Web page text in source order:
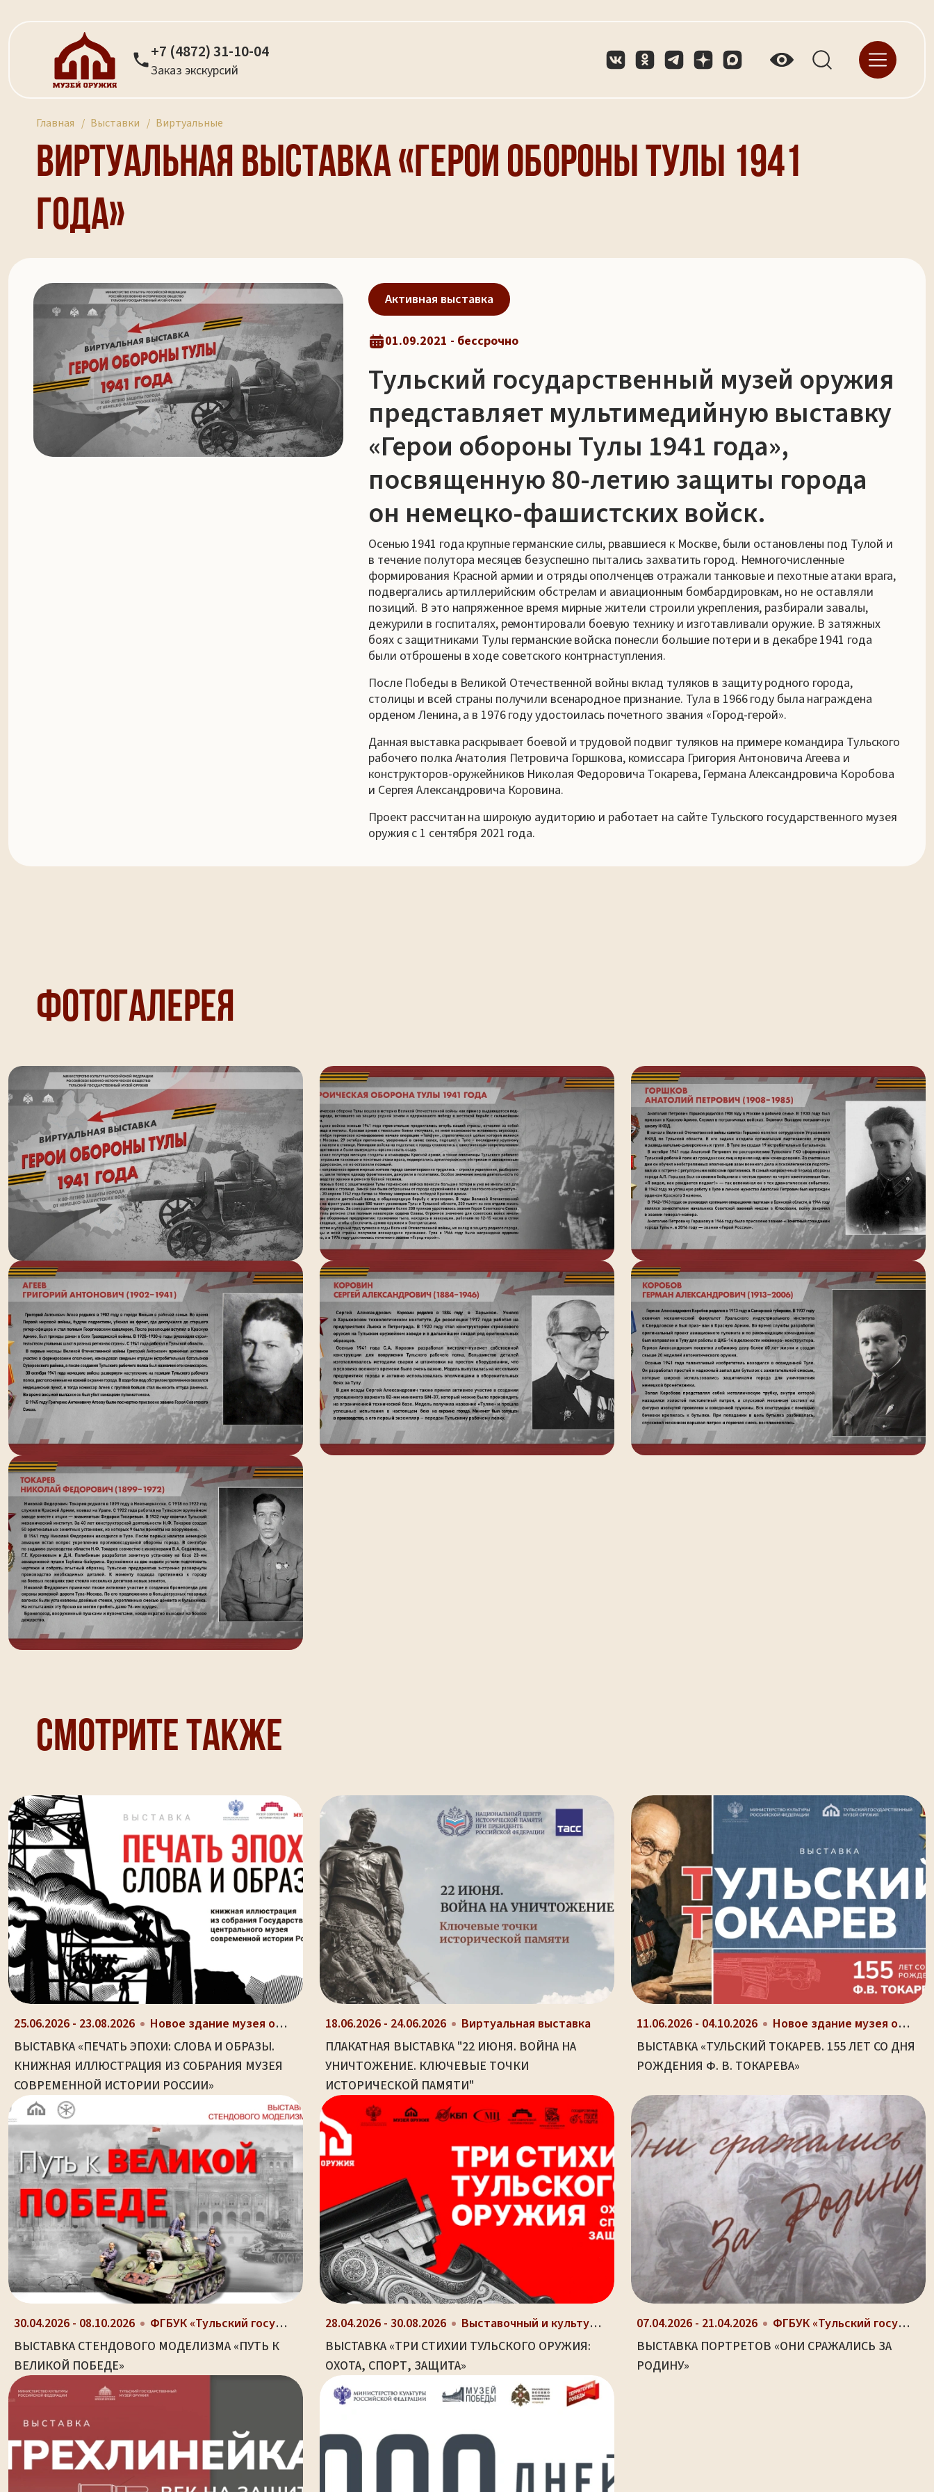
+7 (4872) 31-10-04
Заказ экскурсий
Главная Выставки Виртуальные
Виртуальная выставка «Герои обороны Тулы 1941
года»
Активная выставка
01.09.2021 - бессрочно
Тульский государственный музей оружия
представляет мультимедийную выставку
«Герои обороны Тулы 1941 года»,
посвященную 80-летию защиты города
он немецко-фашистских войск.
Осенью 1941 года крупные германские силы, рвавшиеся к Москве, были остановлены под Тулой и
в течение полутора месяцев безуспешно пытались захватить город. Немногочисленные
формирования Красной армии и отряды ополченцев отражали танковые и пехотные атаки врага,
подвергались артиллерийским обстрелам и авиационным бомбардировкам, но не оставляли
позиций. В это напряженное время мирные жители строили укрепления, разбирали завалы,
дежурили в госпиталях, ремонтировали боевую технику и изготавливали оружие. В затяжных
боях с защитниками Тулы германские войска понесли большие потери и в декабре 1941 года
были отброшены в ходе советского контрнаступления.
После Победы в Великой Отечественной войны вклад туляков в защиту родного города,
столицы и всей страны получили всенародное признание. Тула в 1966 году была награждена
орденом Ленина, а в 1976 году удостоилась почетного звания «Город-герой».
Данная выставка раскрывает боевой и трудовой подвиг туляков на примере командира Тульского
рабочего полка Анатолия Петровича Горшкова, комиссара Григория Антоновича Агеева и
конструкторов-оружейников Николая Федоровича Токарева, Германа Александровича Коробова
и Сергея Александровича Коровина.
Проект рассчитан на широкую аудиторию и работает на сайте Тульского государственного музея
оружия с 1 сентября 2021 года.
Фотогалерея
Смотрите также
25.06.2026 - 23.08.2026
Новое здание музея оружия (ул. Октябрьская, д. 2)
ВЫСТАВКА «ПЕЧАТЬ ЭПОХИ: СЛОВА И ОБРАЗЫ.
КНИЖНАЯ ИЛЛЮСТРАЦИЯ ИЗ СОБРАНИЯ МУЗЕЯ
СОВРЕМЕННОЙ ИСТОРИИ РОССИИ»
18.06.2026 - 24.06.2026
Виртуальная выставка
ПЛАКАТНАЯ ВЫСТАВКА "22 ИЮНЯ. ВОЙНА НА
УНИЧТОЖЕНИЕ. КЛЮЧЕВЫЕ ТОЧКИ
ИСТОРИЧЕСКОЙ ПАМЯТИ"
11.06.2026 - 04.10.2026
Новое здание музея оружия (ул. Октябрьская, д. 2)
ВЫСТАВКА «ТУЛЬСКИЙ ТОКАРЕВ. 155 ЛЕТ СО ДНЯ
РОЖДЕНИЯ Ф. В. ТОКАРЕВА»
30.04.2026 - 08.10.2026
ФГБУК «Тульский государственный музей оружия», г....
ВЫСТАВКА СТЕНДОВОГО МОДЕЛИЗМА «ПУТЬ К
ВЕЛИКОЙ ПОБЕДЕ»
28.04.2026 - 30.08.2026
Выставочный и культурно-просветительный центр Туль...
ВЫСТАВКА «ТРИ СТИХИИ ТУЛЬСКОГО ОРУЖИЯ:
ОХОТА, СПОРТ, ЗАЩИТА»
07.04.2026 - 21.04.2026
ФГБУК «Тульский государственный музей оружия», г....
ВЫСТАВКА ПОРТРЕТОВ «ОНИ СРАЖАЛИСЬ ЗА
РОДИНУ»